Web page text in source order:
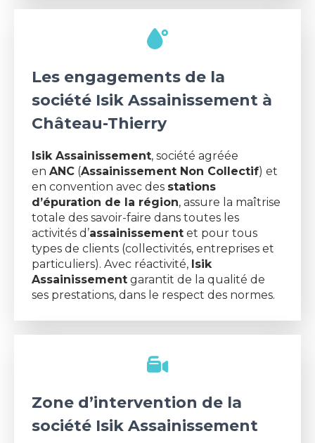
Les engagements de la
société Isik Assainissement à
Château-Thierry
Isik Assainissement, société agréée
en ANC (Assainissement Non Collectif) et
en convention avec des stations
d’épuration de la région, assure la maîtrise
totale des savoir-faire dans toutes les
activités d’assainissement et pour tous
types de clients (collectivités, entreprises et
particuliers). Avec réactivité, Isik
Assainissement garantit de la qualité de
ses prestations, dans le respect des normes.
Zone d’intervention de la
société Isik Assainissement